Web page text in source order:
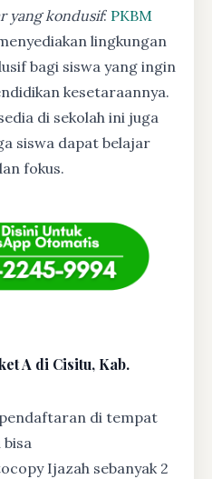
yang kondusif: PKBM
lingkungan
bagi siswa yang ingin
kesetaraannya.
di sekolah ini juga
siswa dapat belajar
fokus.
A di Cisitu, Kab.
di tempat
Ijazah sebanyak 2